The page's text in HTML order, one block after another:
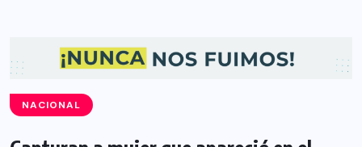
NACIONAL